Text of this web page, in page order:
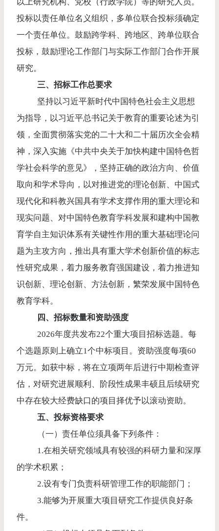
投标以责任单位名义组织，多单位联合投标须确定
一个责任单位。鼓励跨学科、跨地区、跨单位联合
投标，鼓励理论工作部门与实际工作部门合作开展
研究。
三、招标工作总要求
坚持以习近平新时代中国特色社会主义思想
为指导，以习近平总书记关于教育的重要论述为引
领，全面贯彻落实党的二十大和二十届历次全会精
神，深入实施《中共中央关于加快构建中国特色哲
学社会科学的意见》，坚持正确的政治方向、价值
取向和学术导向，以对推进党的理论创新、中国式
现代化和科教兴国具有学术支撑作用的重大理论和
现实问题、对中国特色教育学科发展和建构中国教
育学自主知识体系有关键性作用的重大基础理论问
题为主攻方向，推出具有重大学术创新价值的标志
性研究成果，着力服务教育强国建设，着力推进知
识创新、理论创新、方法创新，繁荣发展中国特色
教育学科。
四、招标数量和资助强度
2026年度共发布22个重大项目招标选题。每
个选题原则上确立1个中标项目。 资助强度每项60
万元。如获中标，将在立项两年后进行中期检查评
估，对研究进展顺利、阶段性成果丰硕且后续研究
中存在较大经费缺口的项目择优予以滚动资助。
五、投标资格要求
（一）责任单位须具备下列条件：
1.在相关研究领域具有较强的科研力量和深厚
的学术积累；
2.设有专门负责科研管理工作的职能部门；
3.能够为开展重大项目研究工作提供良好条
件。